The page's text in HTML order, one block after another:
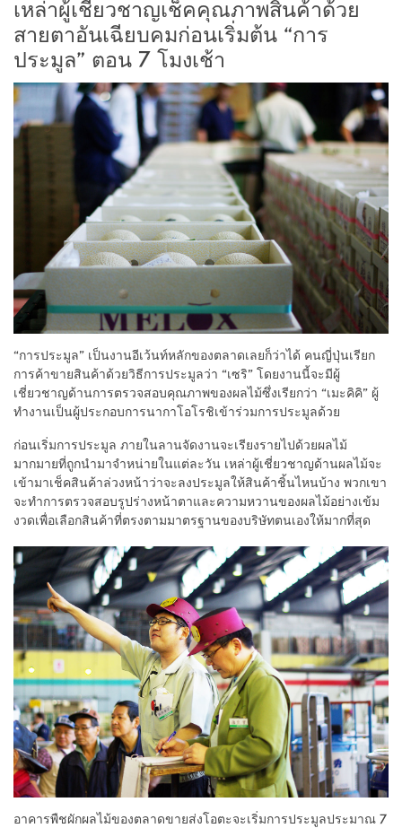
เหล่าผู้เชี่ยวชาญเช็คคุณภาพสินค้าด้วย
สายตาอันเฉียบคมก่อนเริ่มต้น “การ
ประมูล” ตอน 7 โมงเช้า
“การประมูล” เป็นงานอีเว้นท์หลักของตลาดเลยก็ว่าได้ คนญี่ปุ่นเรียก
การค้าขายสินค้าด้วยวิธีการประมูลว่า “เซริ” โดยงานนี้จะมีผู้
เชี่ยวชาญด้านการตรวจสอบคุณภาพของผลไม้ซึ่งเรียกว่า “เมะคิคิ” ผู้
ทำงานเป็นผู้ประกอบการนากาโอโรชิเข้าร่วมการประมูลด้วย
ก่อนเริ่มการประมูล ภายในลานจัดงานจะเรียงรายไปด้วยผลไม้
มากมายที่ถูกนำมาจำหน่ายในแต่ละวัน เหล่าผู้เชี่ยวชาญด้านผลไม้จะ
เข้ามาเช็คสินค้าล่วงหน้าว่าจะลงประมูลให้สินค้าชิ้นไหนบ้าง พวกเขา
จะทำการตรวจสอบรูปร่างหน้าตาและความหวานของผลไม้อย่างเข้ม
งวดเพื่อเลือกสินค้าที่ตรงตามมาตรฐานของบริษัทตนเองให้มากที่สุด
อาคารพืชผักผลไม้ของตลาดขายส่งโอตะจะเริ่มการประมูลประมาณ 7